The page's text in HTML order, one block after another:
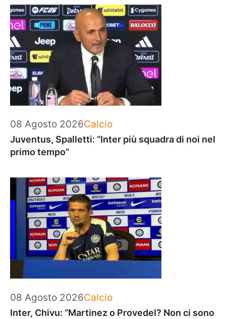
08 Agosto 2026Categorie
Calcio
Juventus, Spalletti: “Inter più squadra di noi nel
primo tempo”
08 Agosto 2026Categorie
Calcio
Inter, Chivu: “Martinez o Provedel? Non ci sono